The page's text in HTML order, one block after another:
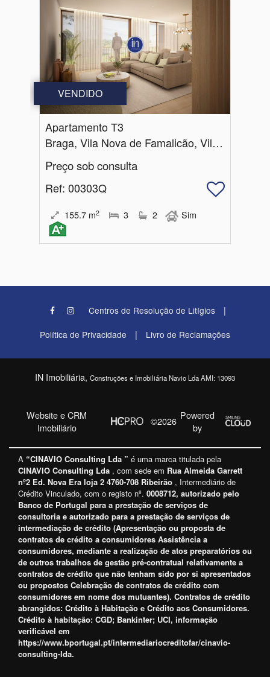
VENDIDO
Apartamento T3
Braga, Vila Nova de Famalicão, Vila Nova de Famalicão e Calendário
Preço sob consulta
Ref: 00303Q
155.7 m2 3 2 Sim
Centros de Resolução de Litígios |
Política de Privacidade | Livro de Reclamações
IN Imobiliária, Construções e Imobiliária Navio Lda AMI: 13093
Website e CRM
Imobiliário
©2026 Powered
by
A “CINAVIO Consulting Lda ” é uma marca titulada pela
CINAVIO Consulting Lda , com sede em Rua Almeida Garrett
nº2 Ed. Nova Era loja 2 4760-708 Ribeirão , Intermediário de
Crédito Vinculado, com o registo nº. 0008712, autorizado pelo
Banco de Portugal para a prestação de serviços de
consultoria e autorizado para a prestação de serviços de
intermediação de crédito (Apresentação ou proposta de
contratos de crédito a consumidores Assistência a
consumidores, mediante a realização de atos preparatórios ou
de outros trabalhos de gestão pré-contratual relativamente a
contratos de crédito que não tenham sido por si apresentados
ou propostos Celebração de contratos de crédito com
consumidores em nome dos mutuantes). Contratos de crédito
abrangidos: Crédito à Habitação e Crédito aos Consumidores.
Crédito à habitação: CGD; Bankinter; UCI, informação
verificável em
https://www.bportugal.pt/intermediariocreditofar/cinavio-
consulting-lda.